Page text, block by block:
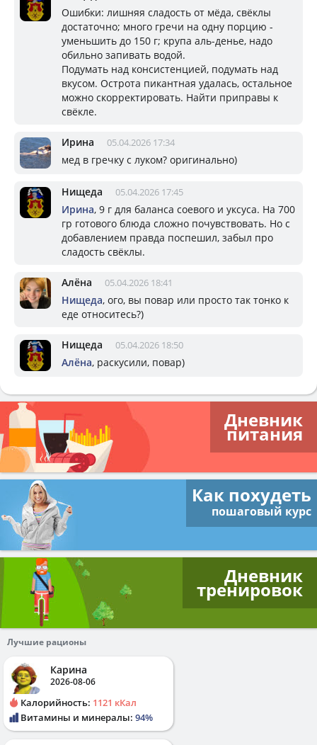
Ошибки: лишняя сладость от мёда, свёклы
достаточно; много гречи на одну порцию -
уменьшить до 150 г; крупа аль-денье, надо
обильно запивать водой.
Подумать над консистенцией, подумать над
вкусом. Острота пикантная удалась, остальное
можно скорректировать. Найти приправы к
свёкле.
Ирина 05.04.2026 17:34
мед в гречку с луком? оригинально)
Нищеда 05.04.2026 17:45
Ирина, 9 г для баланса соевого и уксуса. На 700
гр готового блюда сложно почувствовать. Но с
добавлением правда поспешил, забыл про
сладость свёклы.
Алёна 05.04.2026 18:41
Нищеда, ого, вы повар или просто так тонко к
еде относитесь?)
Нищеда 05.04.2026 18:50
Алёна, раскусили, повар)
Дневник
питания
Как похудеть
пошаговый курс
Дневник
тренировок
Лучшие рационы
Карина
2026-08-06
Калорийность: 1121 кКал
Витамины и минералы: 94%